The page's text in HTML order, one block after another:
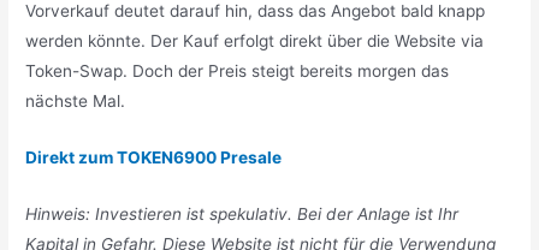
Vorverkauf deutet darauf hin, dass das Angebot bald knapp
werden könnte. Der Kauf erfolgt direkt über die Website via
Token-Swap. Doch der Preis steigt bereits morgen das
nächste Mal.
Direkt zum TOKEN6900 Presale
Hinweis: Investieren ist spekulativ. Bei der Anlage ist Ihr
Kapital in Gefahr. Diese Website ist nicht für die Verwendung